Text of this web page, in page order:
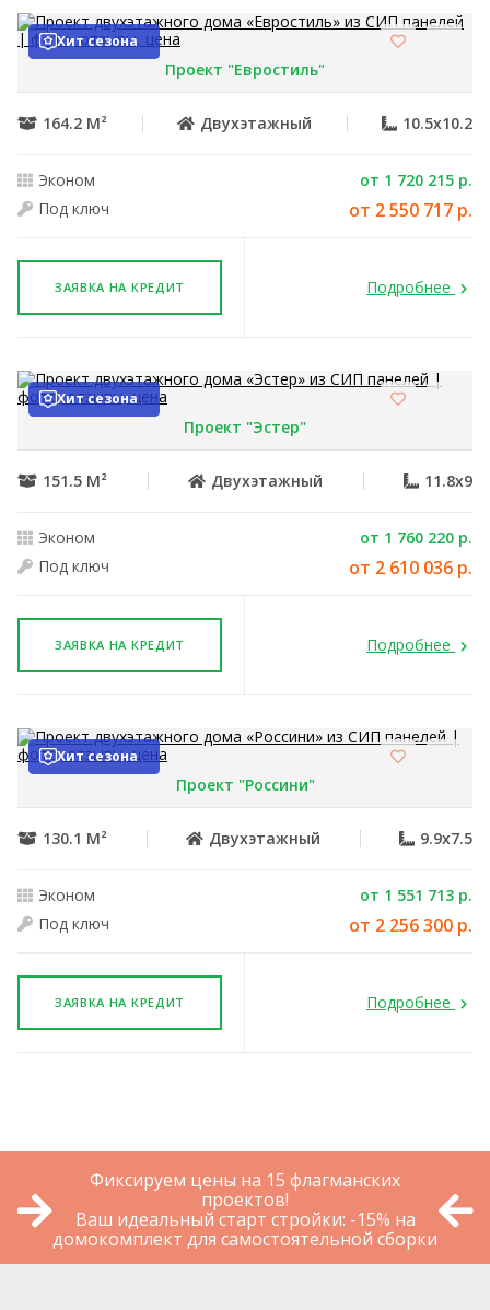
Хит сезона
Проект "Евростиль"
164.2 М² Двухэтажный 10.5x10.2
Эконом
от 1 720 215 р.
Под ключ
от 2 550 717 р.
ЗАЯВКА НА КРЕДИТ Подробнее
Хит сезона
Проект "Эстер"
151.5 М² Двухэтажный 11.8x9
Эконом
от 1 760 220 р.
Под ключ
от 2 610 036 р.
ЗАЯВКА НА КРЕДИТ Подробнее
Хит сезона
Проект "Россини"
130.1 М² Двухэтажный 9.9x7.5
Эконом
от 1 551 713 р.
Под ключ
от 2 256 300 р.
ЗАЯВКА НА КРЕДИТ Подробнее
Фиксируем цены на 15 флагманских
проектов!
Ваш идеальный старт стройки: -15% на
домокомплект для самостоятельной сборки